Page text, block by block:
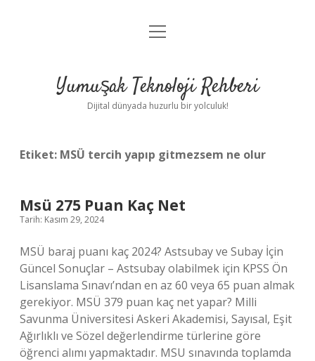
Anasayfa
Yasal Uyarı
menüyü
Yumuşak Teknoloji Rehberi
Dijital dünyada huzurlu bir yolculuk!
Etiket: MSÜ tercih yapıp gitmezsem ne olur
Msü 275 Puan Kaç Net
Tarih: Kasım 29, 2024
MSÜ baraj puanı kaç 2024? Astsubay ve Subay İçin
Güncel Sonuçlar – Astsubay olabilmek için KPSS Ön
Lisanslama Sınavı’ndan en az 60 veya 65 puan almak
gerekiyor. MSÜ 379 puan kaç net yapar? Milli
Savunma Üniversitesi Askeri Akademisi, Sayısal, Eşit
Ağırlıklı ve Sözel değerlendirme türlerine göre
öğrenci alımı yapmaktadır. MSU sınavında toplamda